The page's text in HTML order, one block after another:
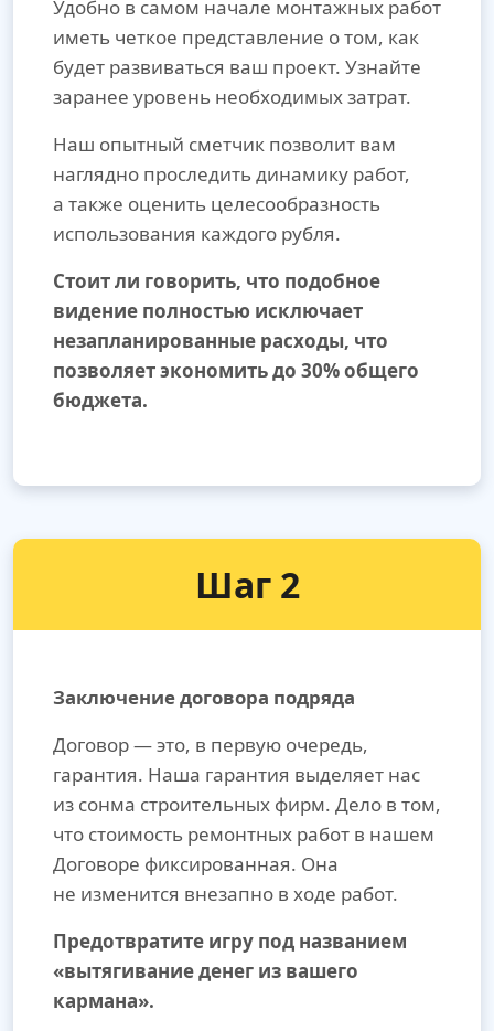
Удобно в самом начале монтажных работ
иметь четкое представление о том, как
будет развиваться ваш проект. Узнайте
заранее уровень необходимых затрат.
Наш опытный сметчик позволит вам
наглядно проследить динамику работ,
а также оценить целесообразность
использования каждого рубля.
Стоит ли говорить, что подобное
видение полностью исключает
незапланированные расходы, что
позволяет экономить до 30% общего
бюджета.
Шаг 2
Заключение договора подряда
Договор — это, в первую очередь,
гарантия. Наша гарантия выделяет нас
из сонма строительных фирм. Дело в том,
что стоимость ремонтных работ в нашем
Договоре фиксированная. Она
не изменится внезапно в ходе работ.
Предотвратите игру под названием
«вытягивание денег из вашего
кармана».